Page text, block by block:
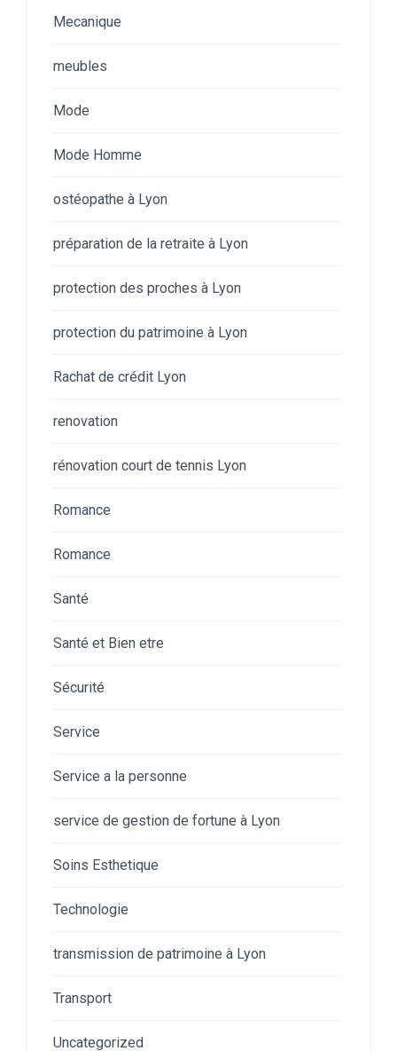
Mecanique
meubles
Mode
Mode Homme
ostéopathe à Lyon
préparation de la retraite à Lyon
protection des proches à Lyon
protection du patrimoine à Lyon
Rachat de crédit Lyon
renovation
rénovation court de tennis Lyon
Romance
Romance
Santé
Santé et Bien etre
Sécurité
Service
Service a la personne
service de gestion de fortune à Lyon
Soins Esthetique
Technologie
transmission de patrimoine à Lyon
Transport
Uncategorized